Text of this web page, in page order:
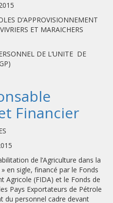
D’APPROVISIONNEMENT
ET MARAICHERS
DE L’UNITE DE
Financier
de l’Agriculture dans la
en sigle, financé par le Fonds
Agricole (FIDA) et le Fonds de
Pays Exportateurs de Pétrole
du personnel cadre devant